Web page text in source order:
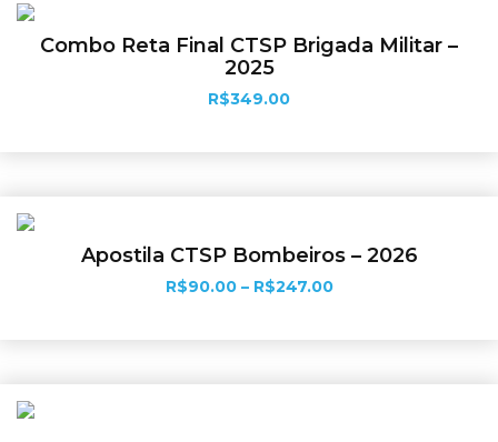
Combo Reta Final CTSP Brigada Militar –
2025
R$349.00
Apostila CTSP Bombeiros – 2026
R$90.00 – R$247.00